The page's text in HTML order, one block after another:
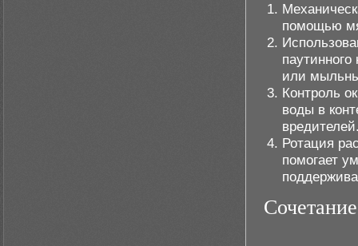
помощью
или
Контроль
воды в
Ротация
помогает